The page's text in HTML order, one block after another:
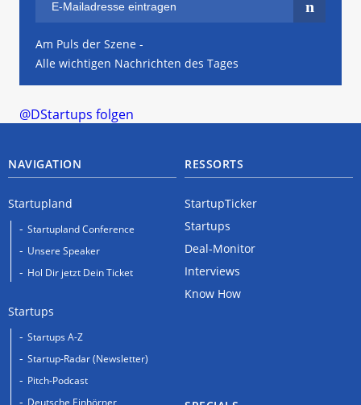
Am Puls der Szene -
Alle wichtigen Nachrichten des Tages
@DStartups folgen
NAVIGATION
Startupland
Startupland Conference
Unsere Speaker
Hol Dir jetzt Dein Ticket
Startups
Startups A-Z
Startup-Radar (Newsletter)
Pitch-Podcast
Deutsche Einhörner
RESSORTS
StartupTicker
Startups
Deal-Monitor
Interviews
Know How